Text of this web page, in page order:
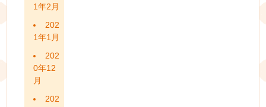
1年2月
202
1年1月
202
0年12
月
202